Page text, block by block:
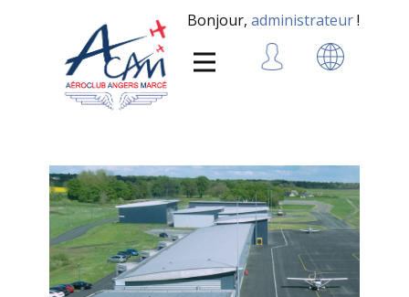
Bonjour, administrateur!